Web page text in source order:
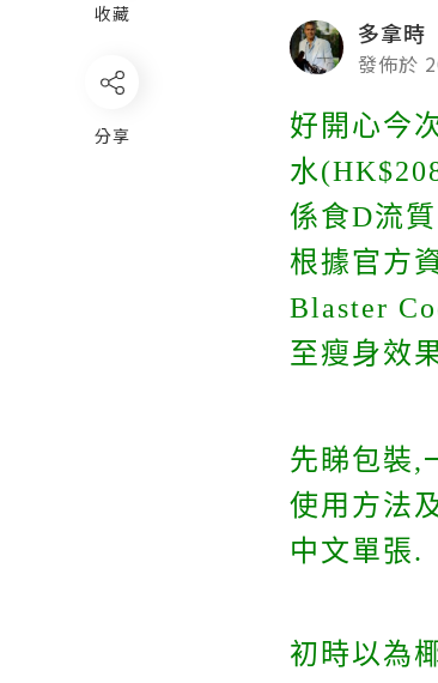
多拿時
發佈於
好開心今
水
係食D流
根據官方
Blaster
至瘦身效
先睇包裝,
使用方法
中文單張.
初時以為
收藏
分享